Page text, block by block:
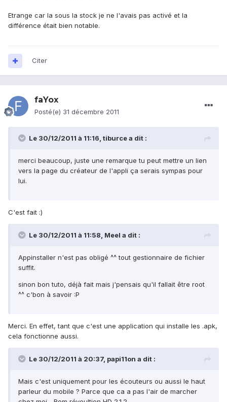
Etrange car la sous la stock je ne l'avais pas activé et la
différence était bien notable.
Citer
faYox
Posté(e) 31 décembre 2011
Le 30/12/2011 à 11:16, tiburce a dit :
merci beaucoup, juste une remarque tu peut mettre un lien
vers la page du créateur de l'appli ça serais sympas pour
lui.
C'est fait :)
Le 30/12/2011 à 11:58, Meel a dit :
Appinstaller n'est pas obligé ^^ tout gestionnaire de fichier
suffit.
sinon bon tuto, déjà fait mais j'pensais qu'il fallait être root
^^ c'bon à savoir :P
Merci. En effet, tant que c'est une application qui installe les .apk,
cela fonctionne aussi.
Le 30/12/2011 à 20:37, papi11on a dit :
Mais c'est uniquement pour les écouteurs ou aussi le haut
parleur du mobile ? Parce que ca a pas l'air de marcher